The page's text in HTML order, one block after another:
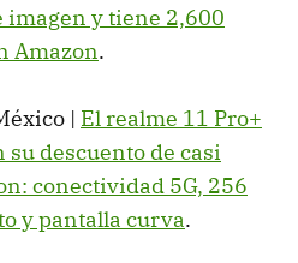
y tiene 2,600
Amazon.
| El realme 11 Pro+
descuento de casi
conectividad 5G, 256
y pantalla curva.